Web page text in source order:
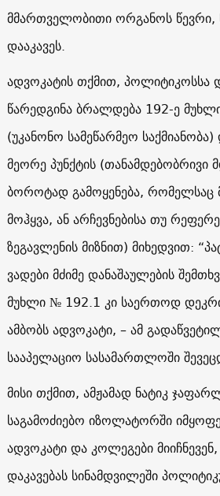
მმართველობითი ორგანოს წევრი,
დააკავეს.
ადვოკატის თქმით, პოლიტიკოსსა
წარედგინა ბრალდება 192-ე
(უკანონო სამეწარმეო
მეორე პუნქტის (თანამდებობრივი
ბოროტად გამოყენება, რომელსაც
მოჰყვა, ან არჩევნებისა თუ
ზეგავლენის მიზნით) მიხედვით:
ვადები მძიმე დანაშაულების
მუხლი № 192.1 კი საერთოდ
ამბობს ადვოკატი, – ამ
სააპელაციო სასამართლოში
მისი თქმით, ამჟამად ნატიკ
საგამოძიებო იზოლატორში
ადვოკატი და კოლეგები
დაკავებას სინამდვილეში